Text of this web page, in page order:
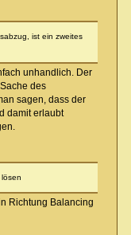
ist ein zweites
unhandlich. Der
des
sagen, dass der
damit erlaubt
Richtung Balancing